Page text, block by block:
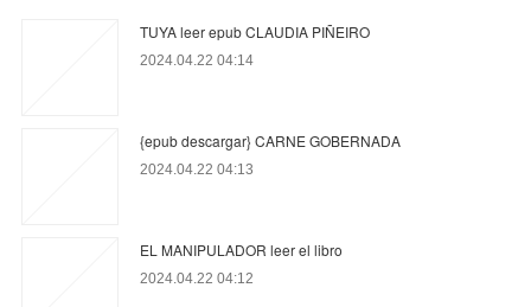
TUYA leer epub CLAUDIA PIÑEIRO
2024.04.22 04:14
{epub descargar} CARNE GOBERNADA
2024.04.22 04:13
EL MANIPULADOR leer el libro
2024.04.22 04:12